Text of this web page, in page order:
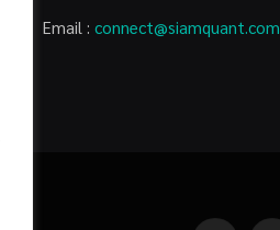
Email : connect@siamquant.com